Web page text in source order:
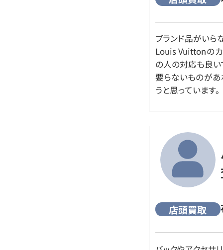
ブランド品がいら
Louis Vuittonの
の人の対応も良い
要らないものがあ
うと思っています。
店頭買取